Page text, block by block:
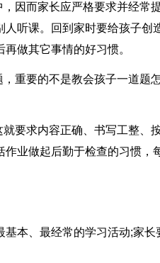
因而家长应严格要求并经常
听课。回到家时要给孩子创
做其它事情的好习惯。
重要的不是教会孩子一道题
要求内容正确、书写工整、
作业做起后勤于检查的习惯，
本、最经常的学习活动;家长